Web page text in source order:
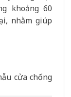
khoảng 60
nhằm giúp